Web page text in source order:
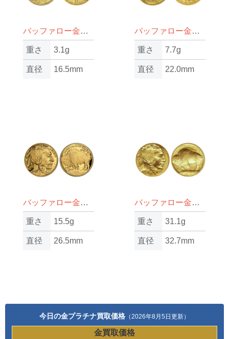
バッファロー金貨1/10oz（オンス）
重さ 3.1g
直径 16.5mm
バッファロー金貨1/4oz（オンス）
重さ 7.7g
直径 22.0mm
バッファロー金貨1/2oz（オンス）
重さ 15.5g
直径 26.5mm
バッファロー金貨1oz（オンス）
重さ 31.1g
直径 32.7mm
今日の金プラチナ買取価格 （2026年8月5日更新）
金買取価格